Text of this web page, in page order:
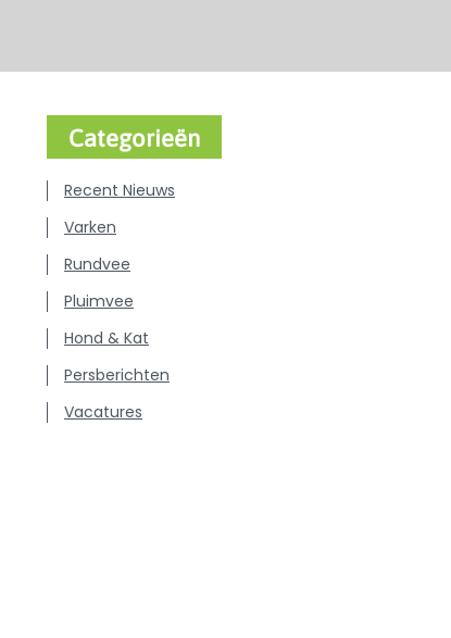
Categorieën
Recent Nieuws
Varken
Rundvee
Pluimvee
Hond & Kat
Persberichten
Vacatures